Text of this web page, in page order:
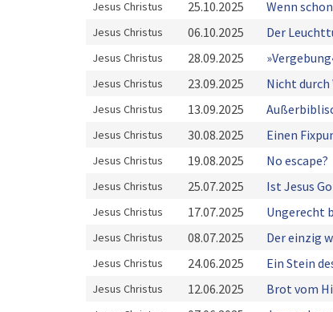
Jesus Christus 25.10.2025 Wenn
Jesus Christus 06.10.2025 Der
Jesus Christus 28.09.2025
Jesus Christus 23.09.2025 Nicht durch
Jesus Christus 13.09.2025
Jesus Christus 30.08.2025 Einen
Jesus Christus 19.08.2025 No escape?
Jesus Christus 25.07.2025 Ist Jesus
Jesus Christus 17.07.2025 Ungerecht
Jesus Christus 08.07.2025 Der einzig
Jesus Christus 24.06.2025 Ein Stein
Jesus Christus 12.06.2025 Brot vom